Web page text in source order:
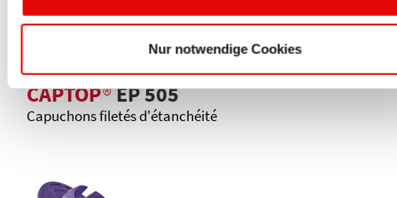
Nur notwendige Cookies
CAPTOP®EP 505
Capuchons filetés d'étanchéité